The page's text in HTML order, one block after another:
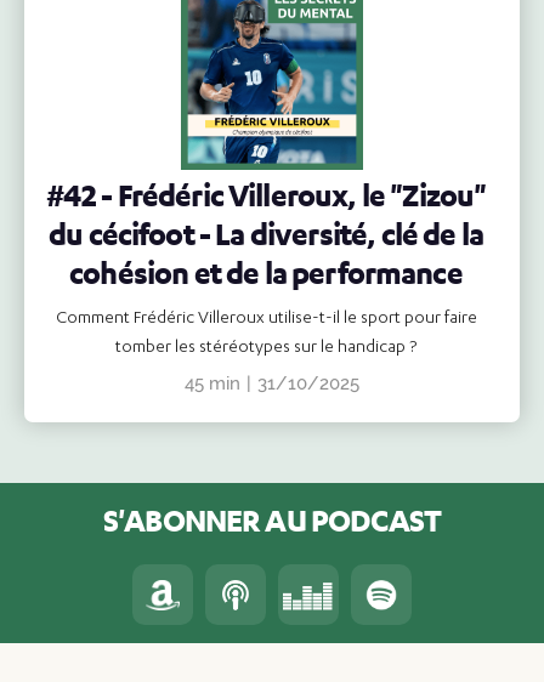
#42 - Frédéric Villeroux, le "Zizou"
du cécifoot - La diversité, clé de la
cohésion et de la performance
Comment Frédéric Villeroux utilise-t-il le sport pour faire
tomber les stéréotypes sur le handicap ?
45 min | 31/10/2025
S'ABONNER AU PODCAST